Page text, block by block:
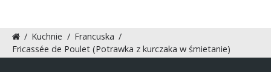
/ Kuchnie / Francuska /
Fricassée de Poulet (Potrawka z kurczaka w śmietanie)